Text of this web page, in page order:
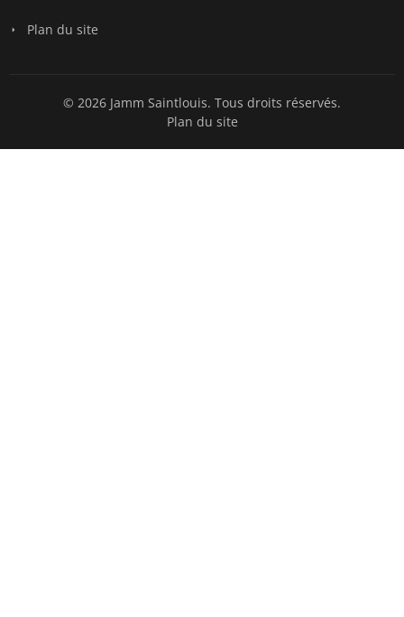
Plan du site
© 2026 Jamm Saintlouis. Tous droits réservés.
Plan du site